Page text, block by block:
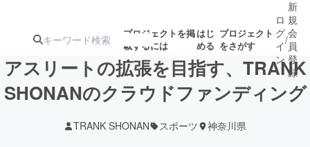
プロジェクトを掲
載するには
はじ
める
プロジェクト
をさがす
ターン
ジェクト
募集終了が近いプ
ロジェクト
ロ
グ
イ
ン
/
新
規
会
員
登
録
アスリートの拡張を目指す、TRANK
SHONANのクラウドファンディング
TRANK SHONAN スポーツ 神奈川県